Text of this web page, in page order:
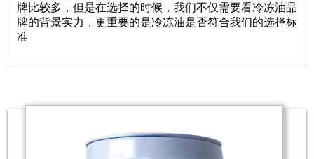
牌比较多，但是在选择的时候，我们不仅需要看冷冻油品
牌的背景实力，更重要的是冷冻油是否符合我们的选择标
准